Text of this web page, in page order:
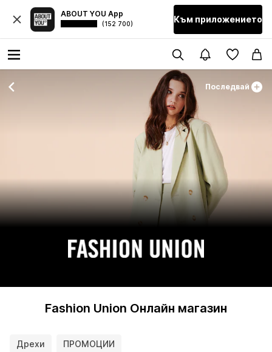
ABOUT YOU App
(152 700) Към приложението
Последвай
Fashion Union Онлайн магазин
Дрехи ПРОМОЦИИ